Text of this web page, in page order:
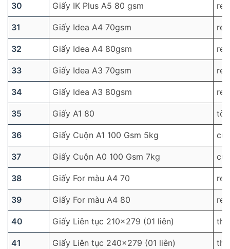
30 Giấy IK Plus A5 80 gsm
31 Giấy Idea A4 70gsm
32 Giấy Idea A4 80gsm
33 Giấy Idea A3 70gsm
34 Giấy Idea A3 80gsm
35 Giấy A1 80 tờ
36 Giấy Cuộn A1 100 Gsm 5kg
37 Giấy Cuộn A0 100 Gsm 7kg
38 Giấy For màu A4 70
39 Giấy For màu A4 80
40 Giấy Liên tục 210×279 (01 liên)
41 Giấy Liên tục 240×279 (01 liên)